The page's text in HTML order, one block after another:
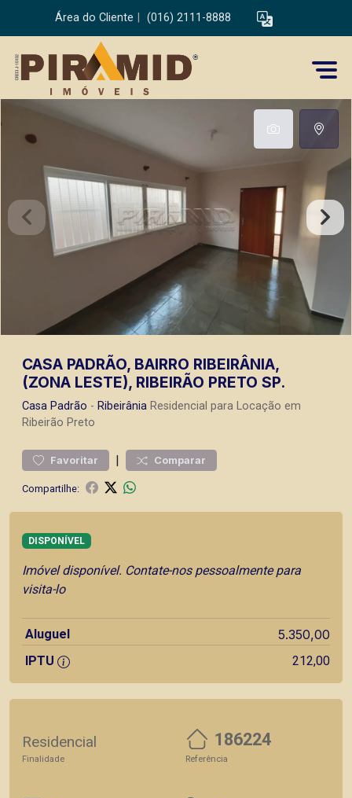
Área do Cliente (016) 2111-8888
CASA PADRÃO, BAIRRO RIBEIRÂNIA,
(ZONA LESTE), RIBEIRÃO PRETO SP.
Casa Padrão - Ribeirânia Residencial para Locação em
Ribeirão Preto
Favoritar | Comparar
Compartilhe:
DISPONÍVEL
Imóvel disponível. Contate-nos pessoalmente para
visita-lo
Aluguel 5.350,00
IPTU 212,00
Residencial
Finalidade
186224
Referência